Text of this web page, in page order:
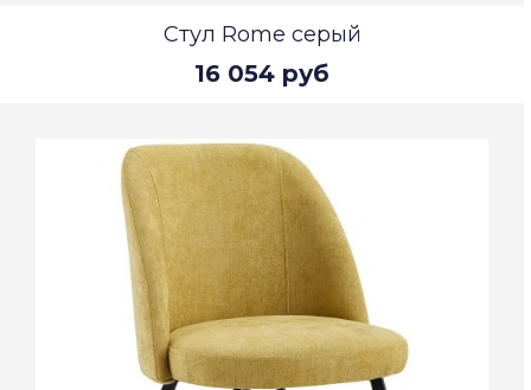
Стул Rome серый
16 054 руб